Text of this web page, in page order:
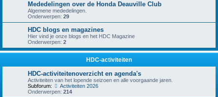
Mededelingen over de Honda Deauville Club
Algemene mededelingen.
Onderwerpen: 29
HDC blogs en magazines
Hier vind je onze blogs en het HDC Magazine
Onderwerpen: 2
HDC-activiteiten
HDC-activiteitenoverzicht en agenda's
Activiteiten van het lopende seizoen en alle voorgaande jaren.
Subforum:
Activiteiten 2026
Onderwerpen: 214